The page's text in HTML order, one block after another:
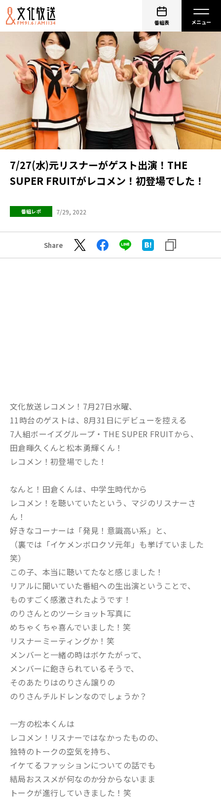
番組表
7/27(水)元リスナーがゲスト出演！THE
SUPER FRUITがレコメン！初登場でした！
番組レポ 7/29, 2022
Share
文化放送レコメン！7月27日水曜、
11時台のゲストは、8月31日にデビューを控える
7人組ボーイズグループ・THE SUPER FRUITから、
田倉暉久くんと松本勇輝くん！
レコメン！初登場でした！
なんと！田倉くんは、中学生時代から
レコメン！を聴いていたという、マジのリスナーさ
ん！
好きなコーナーは「発見！意識高い系」と、
（裏では「イケメンボロクソ元年」も挙げていました
笑）
この子、本当に聴いてたなと感じました！
リアルに聞いていた番組への生出演ということで、
ものすごく感激されたようです！
のりさんとのツーショット写真に
めちゃくちゃ喜んでいました！笑
リスナーミーティングか！笑
メンバーと一緒の時はボケたがって、
メンバーに飽きられているそうで、
そのあたりはのりさん譲りの
のりさんチルドレンなのでしょうか？
一方の松本くんは
レコメン！リスナーではなかったものの、
独特のトークの空気を持ち、
イケてるファッションについての話でも
結局おススメが何なのか分からないまま
トークが進行していきました！笑